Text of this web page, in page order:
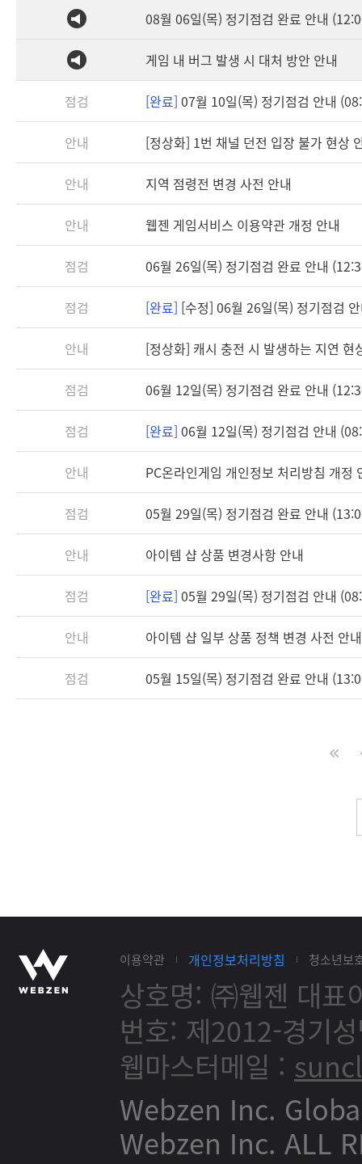
08월 06일(목) 정기점검 완료 안내
게임 내 버그 발생 시 대처 방안 안내
점검 [완료] 07월 10일(목) 정기점검 안내
안내 [정상화] 1번 채널 던전 입장 불가 현상
안내 지역 점령전 변경 사전 안내
안내 웹젠 게임서비스 이용약관 개정 안내
점검 06월 26일(목) 정기점검 완료 안내
점검 [완료] [수정] 06월 26일(목) 정기점검
안내 [정상화] 캐시 충전 시 발생하는 지연 현
점검 06월 12일(목) 정기점검 완료 안내
점검 [완료] 06월 12일(목) 정기점검 안내
안내 PC온라인게임 개인정보 처리방침 개정
점검 05월 29일(목) 정기점검 완료 안내
안내 아이템 샵 상품 변경사항 안내
점검 [완료] 05월 29일(목) 정기점검 안내
안내 아이템 샵 일부 상품 정책 변경 사전 안내
점검 05월 15일(목) 정기점검 완료 안내
이용약관 개인정보처리방침 청소년보
상호명: ㈜웹젠 대표
번호: 제2012-경기
웹마스터메일 :
Webzen Inc.
Webzen Inc. ALL